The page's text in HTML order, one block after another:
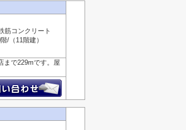
筋コンクリート
/（11階建）
まで229mです。屋